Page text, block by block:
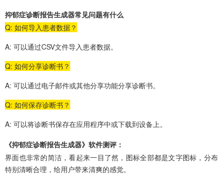
抑郁症诊断报告生成器常见问题有什么
Q: 如何导入患者数据？
A: 可以通过CSV文件导入患者数据。
Q: 如何分享诊断书？
A: 可以通过电子邮件或其他分享功能分享诊断书。
Q: 如何保存诊断书？
A: 可以将诊断书保存在应用程序中或下载到设备上。
《抑郁症诊断报告生成器》软件测评：
界面也非常的简洁，看起来一目了然，图标全部都是文字图标，分布
特别清晰合理，给用户带来清爽的感觉。